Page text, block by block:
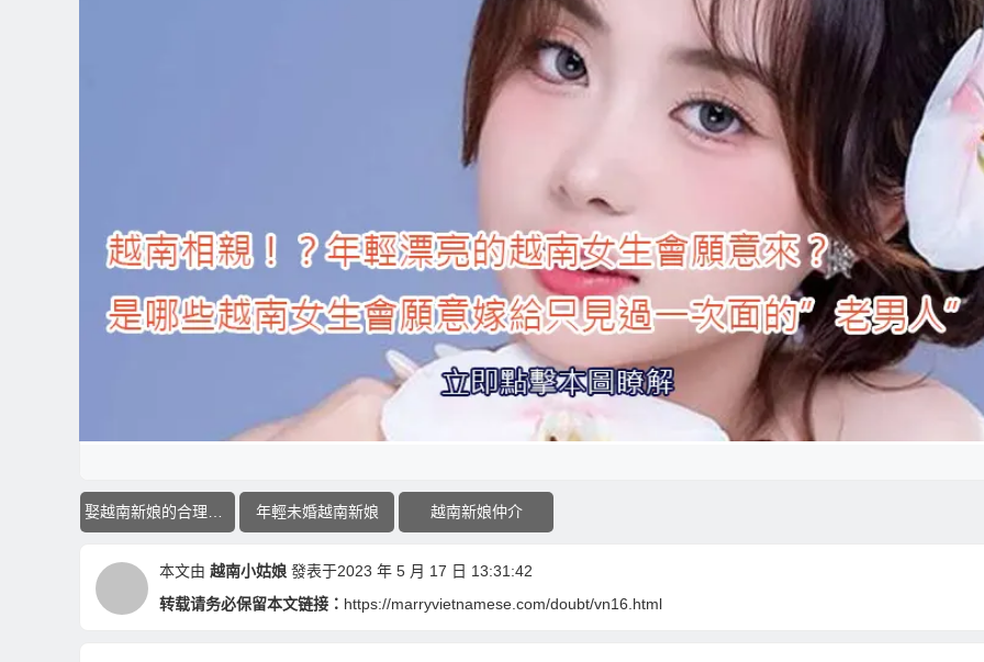
娶越南新娘的合理行情 年輕未婚越南新娘 越南新娘仲介
本文由 越南小姑娘 發表于2023 年 5 月 17 日 13:31:42
转载请务必保留本文链接： https://marryvietnamese.com/doubt/vn16.html